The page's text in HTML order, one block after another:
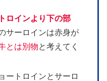
ロインより下の部
サーロインは赤身が
とは別物と考えてく
ートロインとサーロ